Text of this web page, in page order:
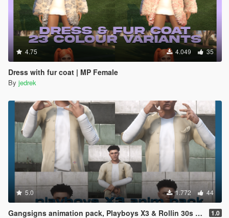
4.75 4.049 35
Dress with fur coat | MP Female
By jedrek
5.0 1.772 44
Gangsigns animation pack, Playboys X3 & Rollin 30s / 90s. 1.0